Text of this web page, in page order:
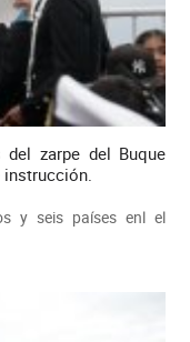
del zarpe del Buque
y seis países enl el